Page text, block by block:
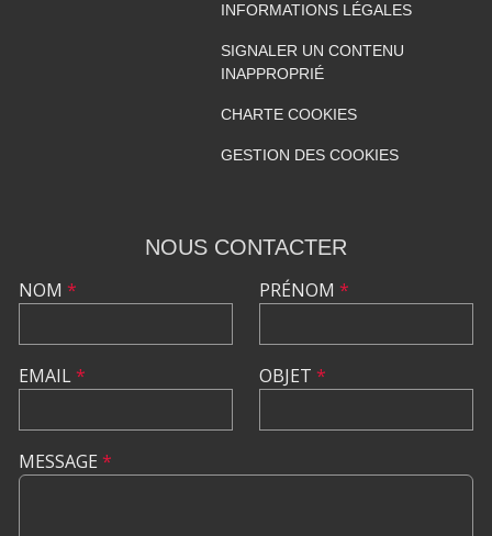
INFORMATIONS LÉGALES
SIGNALER UN CONTENU
INAPPROPRIÉ
CHARTE COOKIES
GESTION DES COOKIES
NOUS CONTACTER
NOM *
EMAIL*
PRÉNOM *
OBJET *
MESSAGE *